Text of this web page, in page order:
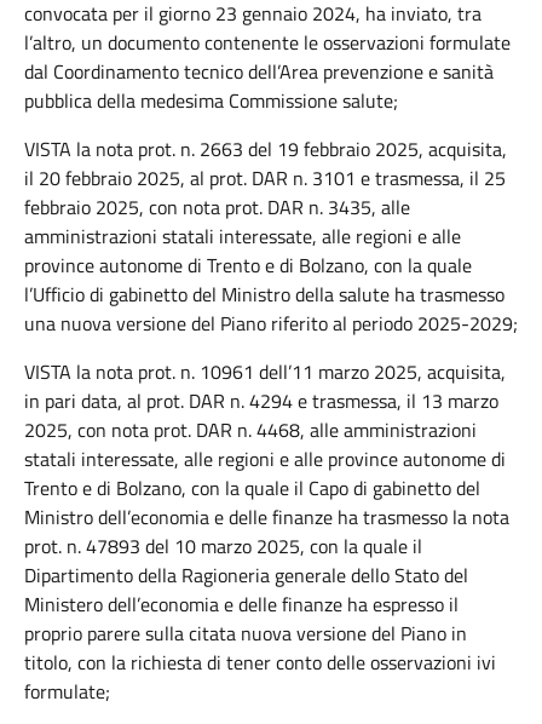
convocata per il giorno 23 gennaio 2024, ha inviato, tra
l’altro, un documento contenente le osservazioni formulate
dal Coordinamento tecnico dell’Area prevenzione e sanità
pubblica della medesima Commissione salute;
VISTA la nota prot. n. 2663 del 19 febbraio 2025, acquisita,
il 20 febbraio 2025, al prot. DAR n. 3101 e trasmessa, il 25
febbraio 2025, con nota prot. DAR n. 3435, alle
amministrazioni statali interessate, alle regioni e alle
province autonome di Trento e di Bolzano, con la quale
l’Ufficio di gabinetto del Ministro della salute ha trasmesso
una nuova versione del Piano riferito al periodo 2025-2029;
VISTA la nota prot. n. 10961 dell’11 marzo 2025, acquisita,
in pari data, al prot. DAR n. 4294 e trasmessa, il 13 marzo
2025, con nota prot. DAR n. 4468, alle amministrazioni
statali interessate, alle regioni e alle province autonome di
Trento e di Bolzano, con la quale il Capo di gabinetto del
Ministro dell’economia e delle finanze ha trasmesso la nota
prot. n. 47893 del 10 marzo 2025, con la quale il
Dipartimento della Ragioneria generale dello Stato del
Ministero dell’economia e delle finanze ha espresso il
proprio parere sulla citata nuova versione del Piano in
titolo, con la richiesta di tener conto delle osservazioni ivi
formulate;